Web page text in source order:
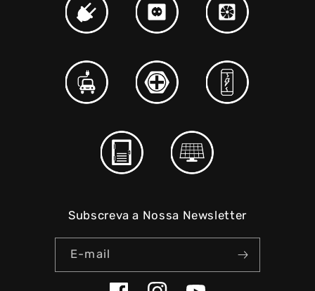
Subscreva a Nossa Newsletter
E-mail